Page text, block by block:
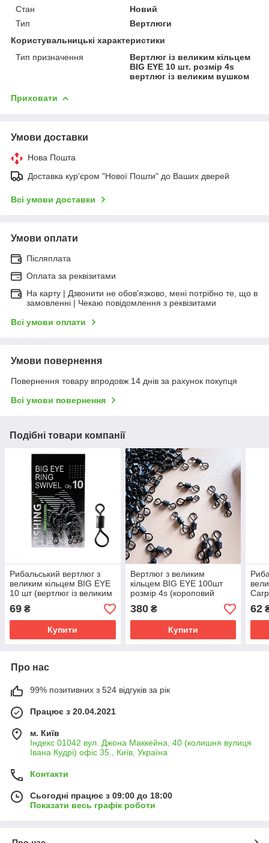
Стан
Новий
Тип
Вертлюги
Користувальницькі характеристики
Тип призначення
Вертлюг із великим кільцем
BIG EYE 10 шт. розмір 4s
вертлюг із великим вушком
Приховати
Умови доставки
Нова Пошта
Доставка кур'єром "Нової Пошти" до Ваших дверей
Всі умови доставки
Умови оплати
Післяплата
Оплата за реквізитами
На карту | Дзвонити не обов'язково, мені потрібно те, що в
замовленні | Чекаю повідомлення з реквізитами
Всі умови оплати
Умови повернення
Повернення товару впродовж 14 днів за рахунок покупця
Всі умови повернення
Подібні товари компанії
Рибальський вертлюг з
великим кільцем BIG EYE
10 шт (вертлюг із великим
кільцем)
69 ₴
Купити
Вертлюг з великим
кільцем BIG EYE 100шт
розмір 4s (короповий
вертлюг з великим
вушком)
380₴
Купити
62
Про нас
99% позитивних з 524 відгуків за рік
Працює з 20.04.2021
м. Київ
Індекс 01042 вул. Джона Маккейна, 40 (колишня вулиця
Івана Кудрі) офіс 35., Київ, Україна
Контакти
Сьогодні працює з 09:00 до 18:00
Показати весь графік роботи